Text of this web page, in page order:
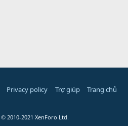
Privacy policy Trợ giúp Trang chủ
© 2010-2021 XenForo Ltd.